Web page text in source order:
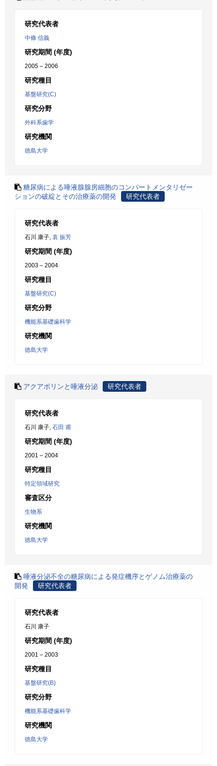
研究代表者
中條 信義
研究期間 (年度)
2005 – 2006
研究種目
基盤研究(C)
研究分野
外科系歯学
研究機関
徳島大学
糖尿病による唾液腺腺房細胞のコンパートメンタリゼー
ションの破綻とその治療薬の開発
研究代表者
研究代表者
石川 康子, 袁 振芳
研究期間 (年度)
2003 – 2004
研究種目
基盤研究(C)
研究分野
機能系基礎歯科学
研究機関
徳島大学
アクアポリンと唾液分泌 研究代表者
研究代表者
石川 康子, 石田 甫
研究期間 (年度)
2001 – 2004
研究種目
特定領域研究
審査区分
生物系
研究機関
徳島大学
唾液分泌不全の糖尿病による発症機序とゲノム治療薬の
開発
研究代表者
研究代表者
石川 康子
研究期間 (年度)
2001 – 2003
研究種目
基盤研究(B)
研究分野
機能系基礎歯科学
研究機関
徳島大学